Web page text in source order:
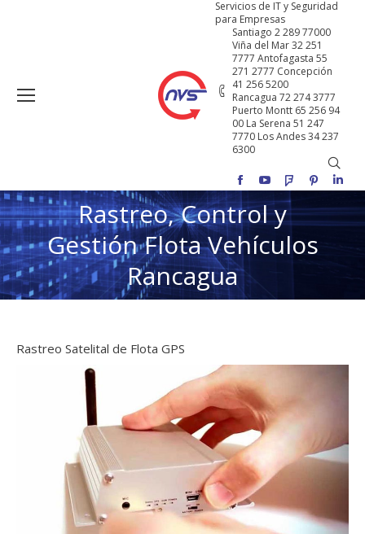
Servicios de IT y Seguridad
para Empresas
Santiago 2 289 77000
Viña del Mar 32 251
7777 Antofagasta 55
271 2777 Concepción
41 256 5200
Rancagua 72 274 3777
Puerto Montt 65 256 94
00 La Serena 51 247
7770 Los Andes 34 237
6300
Buscar:
Facebook
YouTubeFoursquare
Pinterest
Rastreo, Control y
Gestión Flota Vehículos
Rancagua
Estás aquí:
Rastreo Satelital de Flota GPS